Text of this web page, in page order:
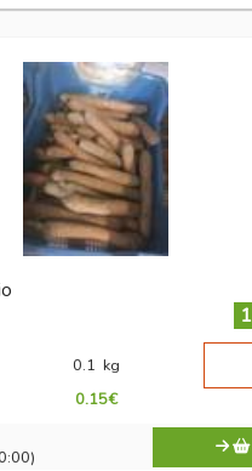
0.1 kg
0.15€